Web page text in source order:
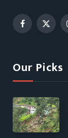
Facebook
X
Our Picks